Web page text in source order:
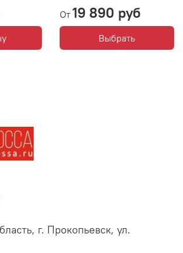
От 19 890 руб
Выбрать
г. Прокопьевск, ул.